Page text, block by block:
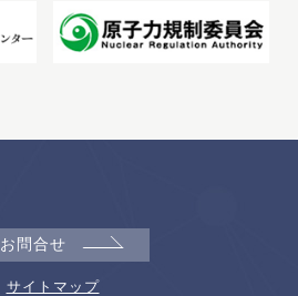
お問合せ
サイトマップ